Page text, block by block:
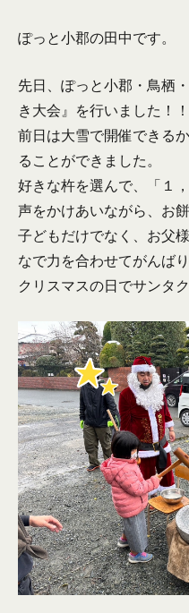
ぽっと小郡の田中です。
先日、ぽっと小郡・鳥栖
き大会』を行いました！！
前日は大雪で開催できる
ることができました。
好きな杵を選んで、「１
声をかけあいながら、お
子どもだけでなく、お父
なで力を合わせてがんばり
クリスマスの日でサンタ